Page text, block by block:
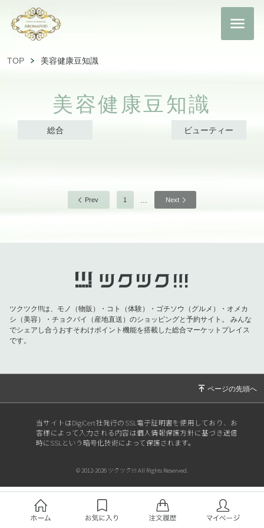
TOP 美容健康豆知識
美容健康豆知識
総合 ビューティー
Prev 1 Next
ツクツク!!!は、モノ（物販）・コト（体験）・ゴチソウ（グルメ）・オメカ
シ（美容）・チョクバイ（産地直送）のショッピングと予約サイト。
みんな
でシェアし合うおすそわけポイント機能を搭載した総合マーケットプレイス
です。
当サイトはDigiCert社発行のSSL電子証明書を使用しており、お
客様によって入力される内容は個人情報保護方針に基づき送信
時にSSLという暗号化技術によって保護されます。
© 2012-2026 ツクツク!!! All Rights Reserved.